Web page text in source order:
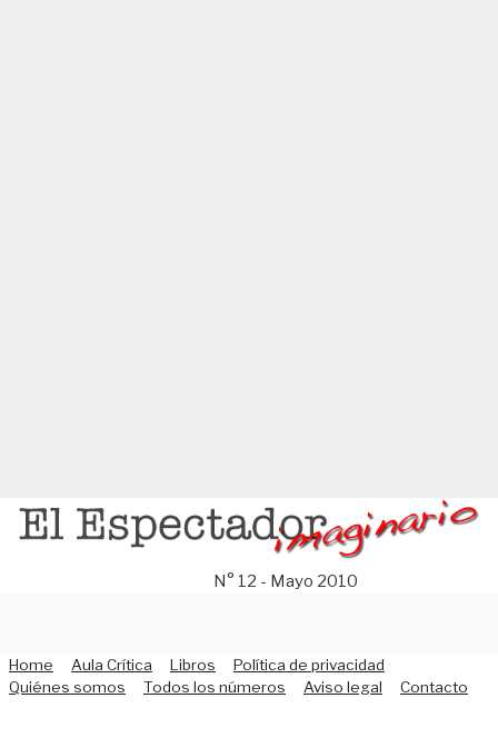
Saltar
N° 12 - Mayo 2010
Home Aula Crítica Libros
Política de privacidad
Quiénes somos
Todos los números Aviso legal Contacto